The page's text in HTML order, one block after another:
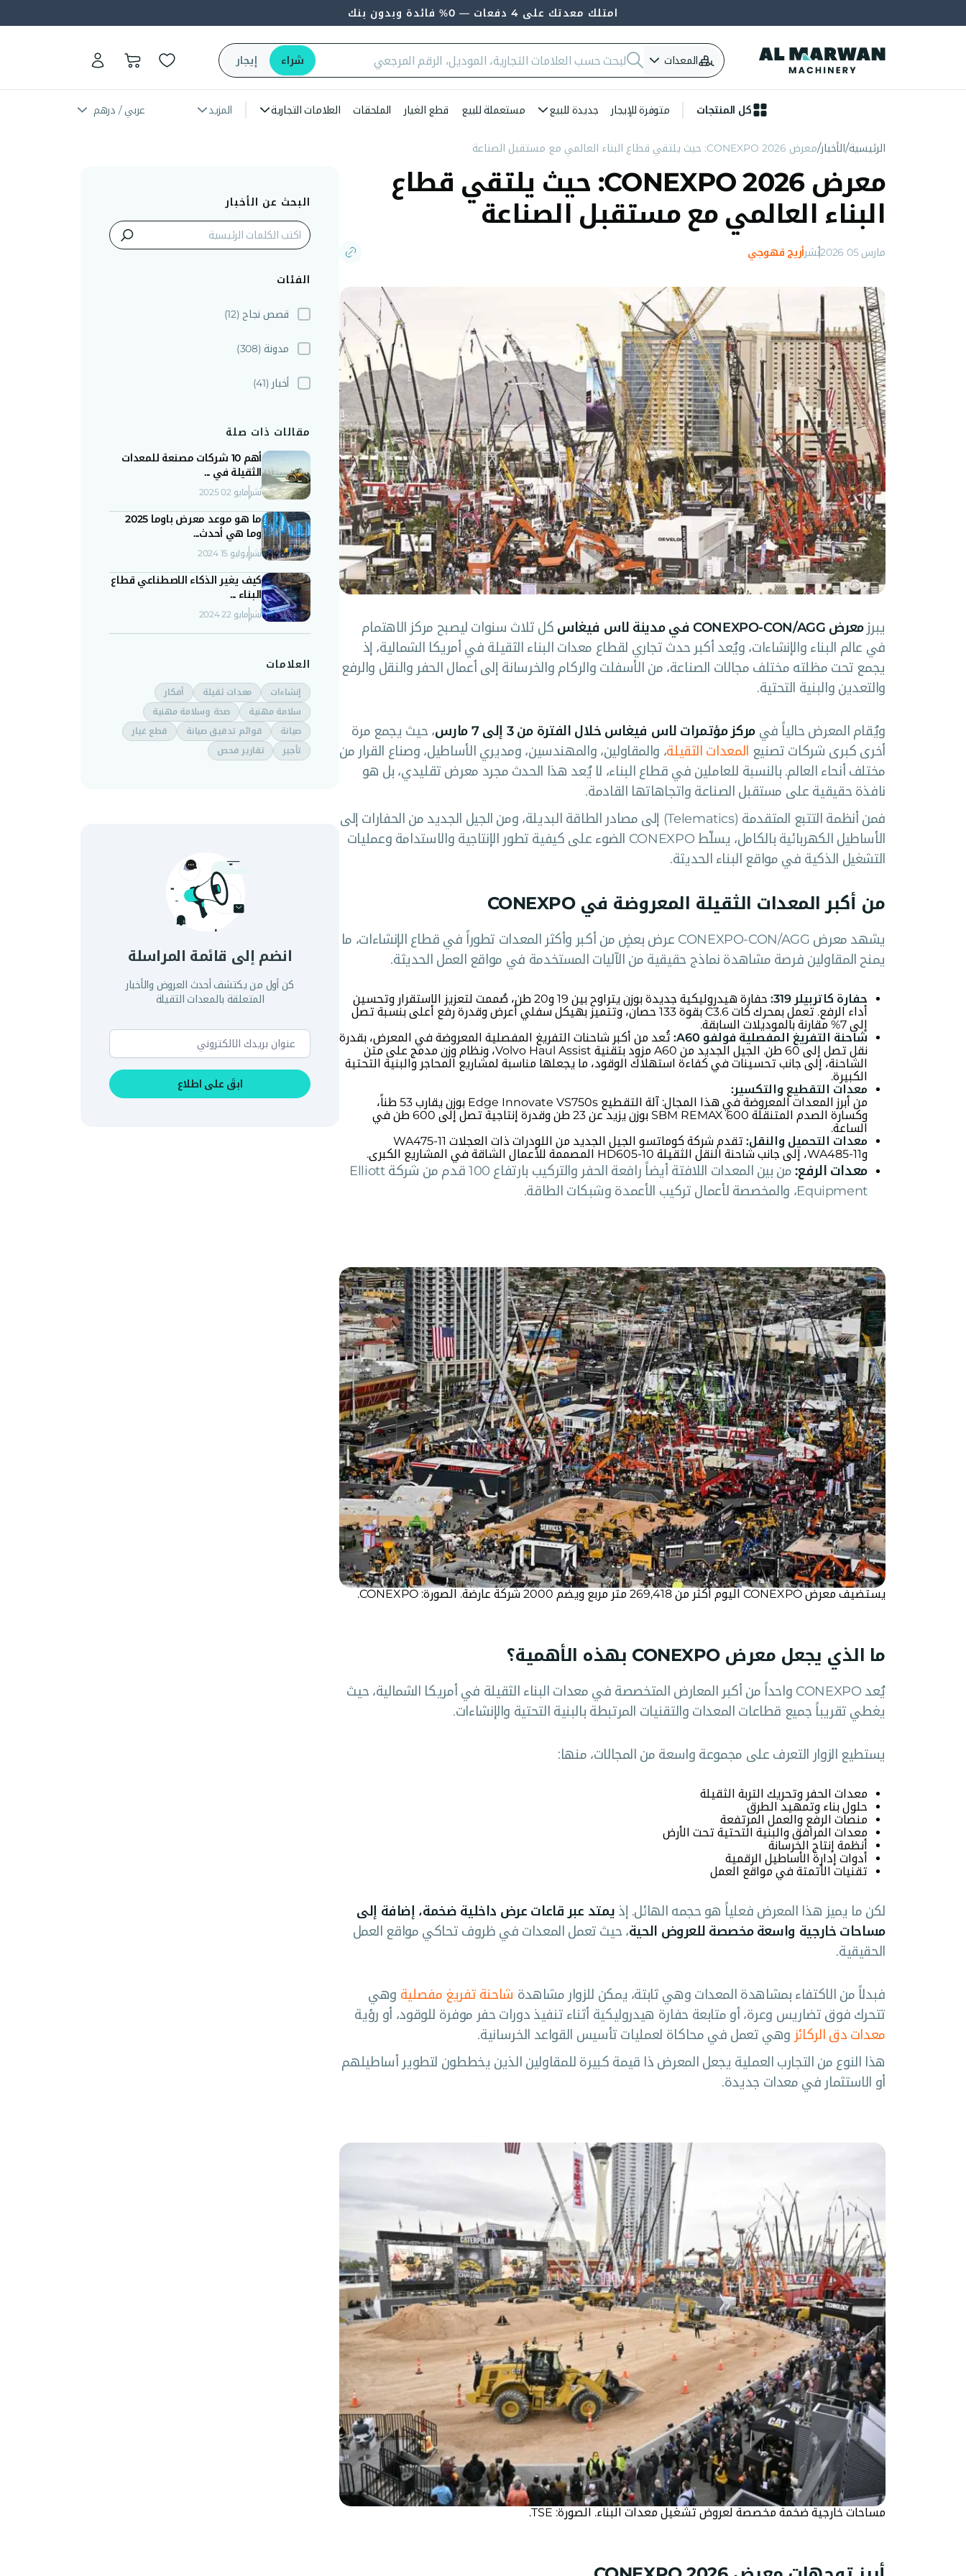
امتلك معدتك على 4 دفعات — 0% فائدة وبدون بنك
المعدات شراء إيجار
كل المنتجات متوفرة للإيجار جديدة للبيع مستعملة للبيع قطع الغيار الملحقات العلامات التجارية المزيد عربي / درهم
الرئيسية الأخبار معرض CONEXPO 2026: حيث يلتقي قطاع البناء العالمي مع مستقبل الصناعة
معرض CONEXPO 2026: حيث يلتقي قطاع
البناء العالمي مع مستقبل الصناعة
مارس 05 2026 نُشرأريج قهوجي
يبرزمعرض CONEXPO-CON/AGG في مدينة لاس فيغاس
كل ثلاث سنوات ليصبح مركز الاهتمام
في عالم البناء والإنشاءات، ويُعد أكبر حدث تجاري لقطاع معدات البناء الثقيلة في أمريكا الشمالية، إذ
يجمع تحت مظلته مختلف مجالات الصناعة، من الأسفلت والركام والخرسانة إلى أعمال الحفر والنقل والرفع
والتعدين والبنية التحتية.
ويُقام المعرض حالياً فيمركز مؤتمرات لاس فيغاس خلال الفترة من 3 إلى 7 مارس
، حيث يجمع مرة
أخرى كبرى شركات تصنيع المعدات الثقيلة، والمقاولين، والمهندسين، ومديري الأساطيل، وصناع القرار من
مختلف أنحاء العالم. بالنسبة للعاملين في قطاع البناء، لا يُعد هذا الحدث مجرد معرض تقليدي، بل هو
نافذة حقيقية على مستقبل الصناعة واتجاهاتها القادمة.
فمن أنظمة التتبع المتقدمة (Telematics) إلى مصادر الطاقة البديلة، ومن الجيل الجديد من الحفارات إلى
الأساطيل الكهربائية بالكامل، يسلّط CONEXPO الضوء على كيفية تطور الإنتاجية والاستدامة وعمليات
التشغيل الذكية في مواقع البناء الحديثة.
من أكبر المعدات الثقيلة المعروضة في CONEXPO
يشهد معرض CONEXPO-CON/AGG عرض بعضٍ من أكبر وأكثر المعدات تطوراً في قطاع الإنشاءات، ما
يمنح المقاولين فرصة مشاهدة نماذج حقيقية من الآليات المستخدمة في مواقع العمل الحديثة.
حفارة كاتربيلر 319:
حفارة هيدروليكية جديدة بوزن يتراوح بين 19 و20 طن، صُممت لتعزيز الاستقرار وتحسين
أداء الرفع. تعمل بمحرك كات C3.6 بقوة 133 حصان، وتتميز بهيكل سفلي أعرض وقدرة رفع أعلى بنسبة تصل
إلى 7% مقارنة بالموديلات السابقة.
شاحنة التفريغ المفصلية فولفو A60:
تُعد من أكبر شاحنات التفريغ المفصلية المعروضة في المعرض، بقدرة
نقل تصل إلى 60 طن. الجيل الجديد من A60 مزود بتقنية Volvo Haul Assist، ونظام وزن مدمج على متن
الشاحنة، إلى جانب تحسينات في كفاءة استهلاك الوقود، ما يجعلها مناسبة لمشاريع المحاجر والبنية التحتية
الكبيرة.
معدات التقطيع والتكسير:
من أبرز المعدات المعروضة في هذا المجال: آلة التقطيع Edge Innovate VS750s بوزن يقارب 53 طناً،
وكسارة الصدم المتنقلة SBM REMAX 600 بوزن يزيد عن 23 طن وقدرة إنتاجية تصل إلى 600 طن في
الساعة.
معدات التحميل والنقل:
تقدم شركة كوماتسو الجيل الجديد من اللودرات ذات العجلات WA475-11
وWA485-11، إلى جانب شاحنة النقل الثقيلة HD605-10 المصممة للأعمال الشاقة في المشاريع الكبرى.
معدات الرفع:
من بين المعدات اللافتة أيضاً رافعة الحفر والتركيب بارتفاع 100 قدم من شركة Elliott
Equipment، والمخصصة لأعمال تركيب الأعمدة وشبكات الطاقة.
يستضيف معرض CONEXPO اليوم أكثر من 269,418 متر مربع ويضم 2000 شركة عارضة. الصورة: CONEXPO.
ما الذي يجعل معرض CONEXPO بهذه الأهمية؟
يُعد CONEXPO واحداً من أكبر المعارض المتخصصة في معدات البناء الثقيلة في أمريكا الشمالية، حيث
يغطي تقريباً جميع قطاعات المعدات والتقنيات المرتبطة بالبنية التحتية والإنشاءات.
يستطيع الزوار التعرف على مجموعة واسعة من المجالات، منها:
معدات الحفر وتحريك التربة الثقيلة
حلول بناء وتمهيد الطرق
منصات الرفع والعمل المرتفعة
معدات المرافق والبنية التحتية تحت الأرض
أنظمة إنتاج الخرسانة
أدوات إدارة الأساطيل الرقمية
تقنيات الأتمتة في مواقع العمل
لكن ما يميز هذا المعرض فعلياً هو حجمه الهائل. إذ يمتد عبر قاعات عرض داخلية ضخمة، إضافة إلى
مساحات خارجية واسعة مخصصة للعروض الحية، حيث تعمل المعدات في ظروف تحاكي مواقع العمل
الحقيقية.
فبدلاً من الاكتفاء بمشاهدة المعدات وهي ثابتة، يمكن للزوار مشاهدة شاحنة تفريغ مفصلية وهي
تتحرك فوق تضاريس وعرة، أو متابعة حفارة هيدروليكية أثناء تنفيذ دورات حفر موفرة للوقود، أو رؤية
معدات دق الركائز وهي تعمل في محاكاة لعمليات تأسيس القواعد الخرسانية.
هذا النوع من التجارب العملية يجعل المعرض ذا قيمة كبيرة للمقاولين الذين يخططون لتطوير أساطيلهم
أو الاستثمار في معدات جديدة.
مساحات خارجية ضخمة مخصصة لعروض تشغيل معدات البناء. الصورة: TSE.
البحث عن الأخبار
الفئات
قصص نجاح (12)
مدونة (308)
أخبار (41)
مقالات ذات صلة
أهم 10 شركات مصنعة للمعدات
الثقيلة في ...
نُشر مايو 02 2025
ما هو موعد معرض باوما 2025
وما هي أحدث...
نُشر يوليو 15 2024
كيف يغير الذكاء الاصطناعي قطاع
البناء ...
نُشر مايو 22 2024
العلامات
إنشاءات معدات ثقيلة
أفكار
سلامة مهنية
صحة وسلامة مهنية
صيانة
قوائم تدقيق صيانة
قطع غيار
تأجير
تقارير فحص
انضم إلى قائمة المراسلة
كن أول من يكتشف أحدث العروض والأخبار
المتعلقة بالمعدات الثقيلة
ابقَ على اطلاع